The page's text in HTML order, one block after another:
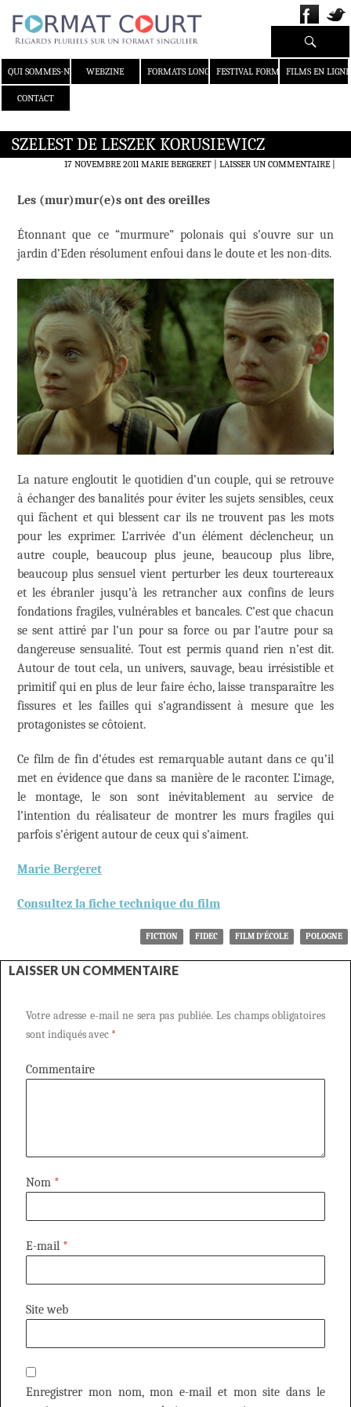
QUI SOMMES-NOUS ?WEBZINE FORMATS LONGS FESTIVAL FORMAT COURT
FILMS EN LIGNE
CONTACT
Recherche
SZELEST DE LESZEK KORUSIEWICZ
17 NOVEMBRE 2011 MARIE BERGERET LAISSER UN COMMENTAIRE|
Les (mur)mur(e)s ont des oreilles
Étonnant que ce “murmure” polonais qui s’ouvre sur un
jardin d’Eden résolument enfoui dans le doute et les non-dits.
La nature engloutit le quotidien d’un couple, qui se retrouve
à échanger des banalités pour éviter les sujets sensibles, ceux
qui fâchent et qui blessent car ils ne trouvent pas les mots
pour les exprimer. L’arrivée d’un élément déclencheur, un
autre couple, beaucoup plus jeune, beaucoup plus libre,
beaucoup plus sensuel vient perturber les deux tourtereaux
et les ébranler jusqu’à les retrancher aux confins de leurs
fondations fragiles, vulnérables et bancales. C’est que chacun
se sent attiré par l’un pour sa force ou par l’autre pour sa
dangereuse sensualité. Tout est permis quand rien n’est dit.
Autour de tout cela, un univers, sauvage, beau irrésistible et
primitif qui en plus de leur faire écho, laisse transparaître les
fissures et les failles qui s’agrandissent à mesure que les
protagonistes se côtoient.
Ce film de fin d’études est remarquable autant dans ce qu’il
met en évidence que dans sa manière de le raconter. L’image,
le montage, le son sont inévitablement au service de
l’intention du réalisateur de montrer les murs fragiles qui
parfois s’érigent autour de ceux qui s’aiment.
Marie Bergeret
Consultez la fiche technique du film
FICTION FIDEC FILM D'ÉCOLE POLOGNE
LAISSER UN COMMENTAIRE
Votre adresse e-mail ne sera pas publiée. Les champs obligatoires
sont indiqués avec *
Commentaire
Nom *
E-mail *
Site web
Enregistrer mon nom, mon e-mail et mon site dans le